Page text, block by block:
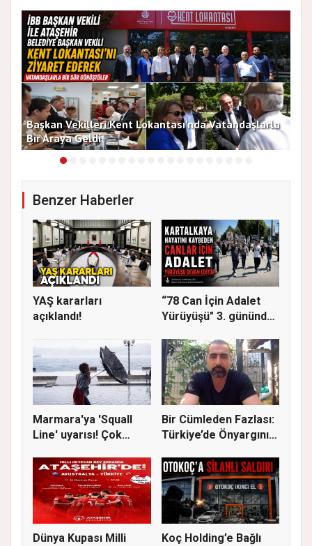
Başkan Vekilleri Kent Lokantası'nda Vatandaşlarla
Bir Araya Geldi
Benzer Haberler
YAŞ kararları
açıklandı!
“78 Can İçin Adalet
Yürüyüşü" 3. gününde
Marmara'ya 'Squall
Line' uyarısı! Çok
Bir Cümleden Fazlası:
Türkiye’de Önyargının
Dünya Kupası Milli
Koç Holding’e Bağlı